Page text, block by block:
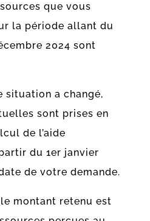
que vous
la période allant du
2024 sont
situation a changé,
sont prises en
de l’aide
du 1er janvier
de votre demande.
montant retenu est